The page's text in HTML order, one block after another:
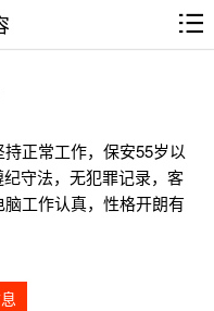
正常工作，保安55岁以
守法，无犯罪记录，客
工作认真，性格开朗有